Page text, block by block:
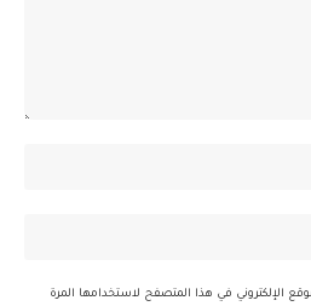
الإلكتروني في هذا المتصفح لاستخدامها المرة